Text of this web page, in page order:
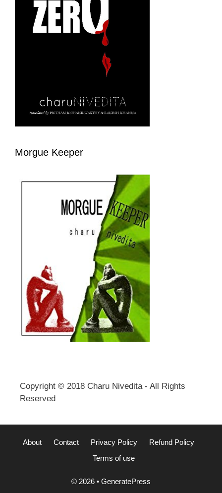
Morgue Keeper
Copyright © 2018 Charu Nivedita - All Rights
Reserved
About Contact Privacy Policy
Refund Policy
Terms of use
© 2026 • GeneratePress